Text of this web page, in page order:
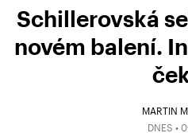
Schillerovská
novém balení.
MARTIN
DNES •